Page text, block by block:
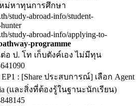
หม่หาทุนการศึกษา
study-abroad-info/student-
study-abroad-info/applying-to-
programme
อ ป. โท เก็บตังค์เอง ไม่มีทุน
EP1 : [Share ประสบการณ์] เลือก Agent
(และสิ่งที่ต้องรู้ในฐานะนักเรียน)